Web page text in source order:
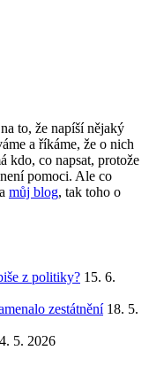
to, že napíší nějaký
a říkáme, že o nich
kdo, co napsat, protože
pomoci. Ale co
můj blog, tak toho o
z politiky? 15. 6.
zestátnění 18. 5.
4. 5. 2026